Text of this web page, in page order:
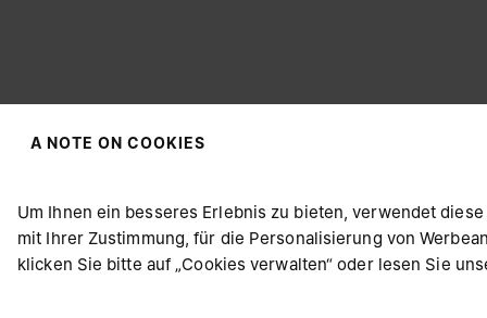
Offenbar sind Sie in United States. Möchten Sie Ihren
A NOTE ON COOKIES
Um Ihnen ein besseres Erlebnis zu bieten, verwendet
mit Ihrer Zustimmung, für die Personalisierung von
klicken Sie bitte auf „Cookies verwalten“ oder lesen Sie